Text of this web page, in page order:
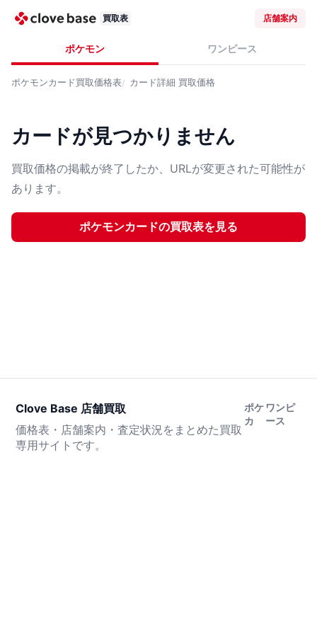
買取表 店舗案内
ポケモン ワンピース
ポケモンカード買取価格表 カード詳細 買取価格
カードが見つかりません
買取価格の掲載が終了したか、URLが変更された可能性が
あります。
ポケモンカードの買取表を見る
Clove Base 店舗買取
価格表・店舗案内・査定状況をまとめた買取
専用サイトです。
ポケ
カ
ワンピ
ース